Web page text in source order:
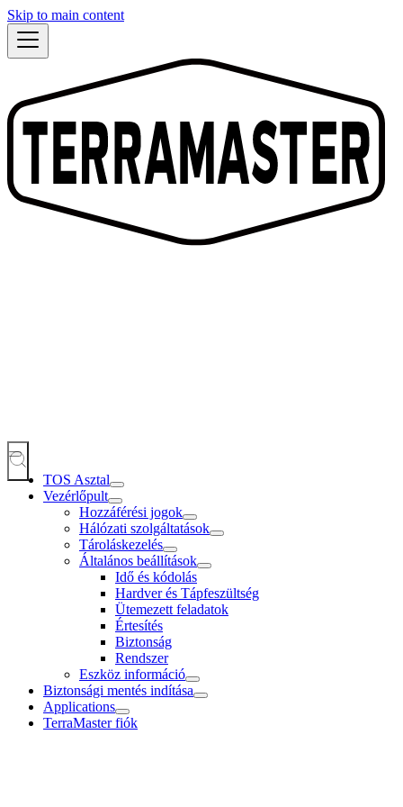
Skip to main content
TOS Asztal
Vezérlőpult
Hozzáférési jogok
Hálózati szolgáltatások
Tároláskezelés
Általános beállítások
Idő és kódolás
Hardver és Tápfeszültség
Ütemezett feladatok
Értesítés
Biztonság
Rendszer
Eszköz információ
Biztonsági mentés indítása
Applications
TerraMaster fiók